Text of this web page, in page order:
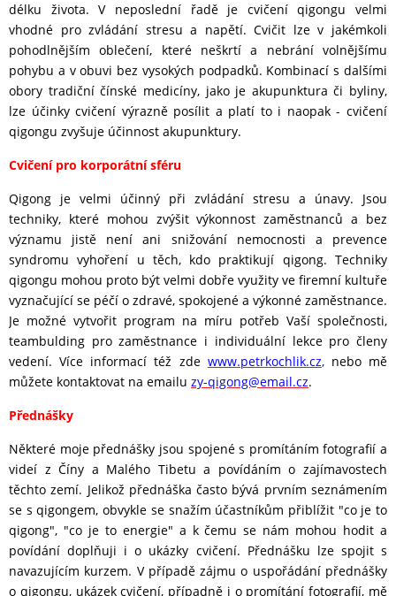
délku života. V neposlední řadě je cvičení qigongu velmi
vhodné pro zvládání stresu a napětí. Cvičit lze v jakémkoli
pohodlnějším oblečení, které neškrtí a nebrání volnějšímu
pohybu a v obuvi bez vysokých podpadků. Kombinací s dalšími
obory tradiční čínské medicíny, jako je akupunktura či byliny,
lze účinky cvičení výrazně posílit a platí to i naopak - cvičení
qigongu zvyšuje účinnost akupunktury.
Cvičení pro korporátní sféru
Qigong je velmi účinný při zvládání stresu a únavy. Jsou
techniky, které mohou zvýšit výkonnost zaměstnanců a bez
významu jistě není ani snižování nemocnosti a prevence
syndromu vyhoření u těch, kdo praktikují qigong. Techniky
qigongu mohou proto být velmi dobře využity ve firemní kultuře
vyznačující se péčí o zdravé, spokojené a výkonné zaměstnance.
Je možné vytvořit program na míru potřeb Vaší společnosti,
teambulding pro zaměstnance i individuální lekce pro členy
vedení. Více informací též zde www.petrkochlik.cz,nebo mě
můžete kontaktovat na emailu zy-qigong@email.cz.
Přednášky
Některé moje přednášky jsou spojené s promítáním fotografií a
videí z Číny a Malého Tibetu a povídáním o zajímavostech
těchto zemí. Jelikož přednáška často bývá prvním seznámením
se s qigongem, obvykle se snažím účastníkům přiblížit "co je to
qigong", "co je to energie" a k čemu se nám mohou hodit a
povídání doplňuji i o ukázky cvičení. Přednášku lze spojit s
navazujícím kurzem. V případě zájmu o uspořádání přednášky
o qigongu, ukázek cvičení, případně i o promítání fotografií, mě